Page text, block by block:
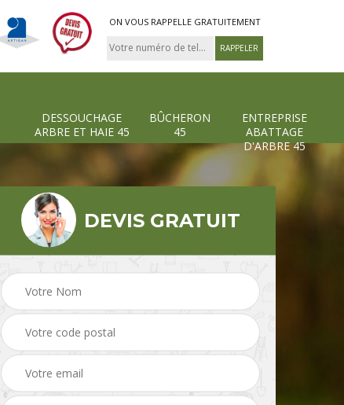
ON VOUS RAPPELLE GRATUITEMENT
DESSOUCHAGE
ARBRE ET HAIE 45
BÛCHERON
45
ENTREPRISE
ABATTAGE
D'ARBRE 45
Pose et changement
grillage et clôture 45
Dessouchage arbre et
haie 45
DEVIS GRATUIT